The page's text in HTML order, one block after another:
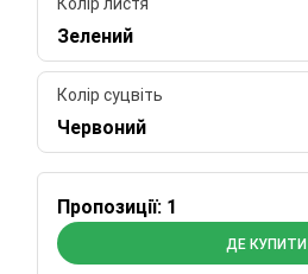
Зелений
Колір суцвіть
Червоний
Пропозиції: 1
ДЕ КУПИТИ